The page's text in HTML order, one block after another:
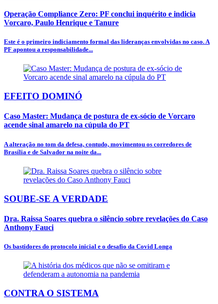
Operação Compliance Zero: PF conclui inquérito e indicia
Vorcaro, Paulo Henrique e Tanure
Este é o primeiro indiciamento formal das lideranças envolvidas no caso. A
PF apontou a responsabilidade...
EFEITO DOMINÓ
Caso Master: Mudança de postura de ex-sócio de Vorcaro
acende sinal amarelo na cúpula do PT
A alteração no tom da defesa, contudo, movimentou os corredores de
Brasília e de Salvador na noite da...
SOUBE-SE A VERDADE
Dra. Raissa Soares quebra o silêncio sobre revelações do Caso
Anthony Fauci
Os bastidores do protocolo inicial e o desafio da Covid Longa
CONTRA O SISTEMA